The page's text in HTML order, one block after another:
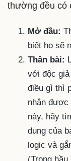
thường đều có
Mở đầu:
biết họ sẽ
Thân bài:
với độc
điều gì thì
nhận được
này, hãy
dung của
logic và